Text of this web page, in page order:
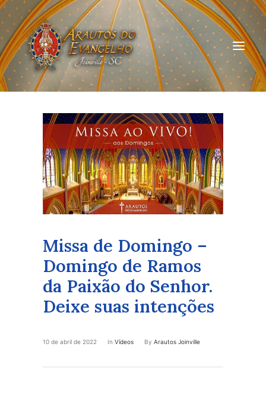
HOME
QUEM SOMOS
ARAUTOS JOINVILLE
CURSOS ON-LINE
Missa de Domingo –
Domingo de Ramos
da Paixão do Senhor.
Deixe suas intenções
10 de abril de 2022 In Vídeos By Arautos Joinville